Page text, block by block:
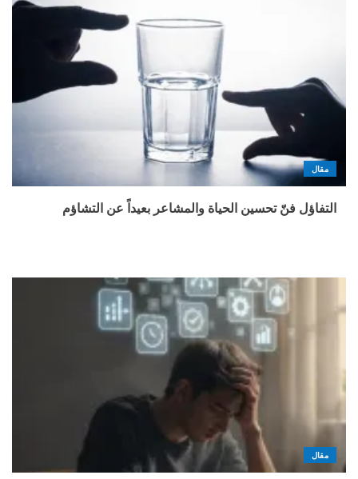
مقال
التفاؤل فنّ تحسين الحياة والمشاعر بعيداً عن التشاؤم
مقال